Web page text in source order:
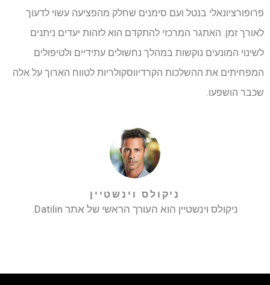
פרופורציונאלי בנטל ועם סימנים שחלק מהפציעה עשוי לדעוך
לאורך זמן. האתגר המרכזי להתקדם הוא לזהות יעדים ניתנים
לשינוי המונעים נוקשות במהלך נחשולים עתידיים ולטיפולים
המפחיתים את ההשלכות הקרדיווסקולריות לטווח הארוך על אלה
שכבר הושפעו.
ניקולס וינשטיין
ניקולס וינשטיין הוא העורך הראשי של אתר Datilin.